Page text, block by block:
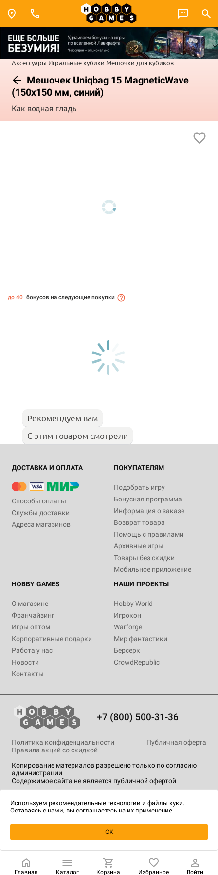
Аксессуары Игральные кубики Мешочки для кубиков
Мешочек Uniqbag 15 MagneticWave
(150х150 мм, синий)
Как водная гладь
Уведомить о наличии
до 40 бонусов на следующие покупки
Рекомендуем вам
С этим товаром смотрели
ДОСТАВКА И ОПЛАТА
Способы оплаты
Службы доставки
Адреса магазинов
ПОКУПАТЕЛЯМ
Подобрать игру
Бонусная программа
Информация о заказе
Возврат товара
Помощь с правилами
Архивные игры
Товары без скидки
Мобильное приложение
HOBBY GAMES
О магазине
Франчайзинг
Игры оптом
Корпоративные подарки
Работа у нас
Новости
Контакты
НАШИ ПРОЕКТЫ
Hobby World
Игрокон
Warforge
Мир фантастики
Берсерк
CrowdRepublic
+7 (800) 500-31-36
Копирование материалов разрешено только по согласию
администрации
Содержимое сайта не является публичной офертой
Политика конфиденциальности
Публичная оферта
Правила акций со скидкой
технологии.
Главная Каталог Корзина Избранное Войти
Используем рекомендательные технологии и файлы куки.
Оставаясь с нами, вы соглашаетесь на их применение
OK